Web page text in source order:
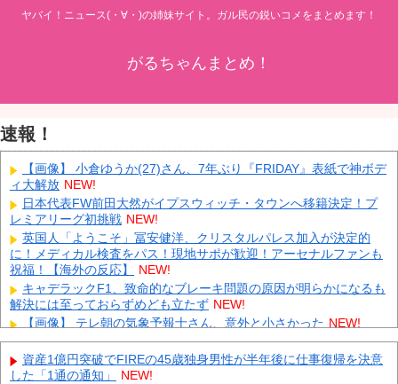
ヤバイ！ニュース(・∀・)の姉妹サイト。ガル民の鋭いコメをまとめます！
がるちゃんまとめ！
速報！
【画像】 小倉ゆうか(27)さん、7年ぶり『FRIDAY』表紙で神ボデ
ィ大解放 NEW!
日本代表FW前田大然がイプスウィッチ・タウンへ移籍決定！プ
レミアリーグ初挑戦 NEW!
英国人「ようこそ」冨安健洋、クリスタルパレス加入が決定的
に！メディカル検査をパス！現地サポが歓迎！アーセナルファンも
祝福！【海外の反応】
NEW!
キャデラックF1、致命的なブレーキ問題の原因が明らかになるも
解決には至っておらずめども立たず NEW!
【画像】 テレ朝の気象予報士さん、意外と小さかった NEW!
中国「大洪水！」三峡ダム「9門開放！（全力放流」中国都市
「三峡沿線の道路水没」中国政府「高速道路封鎖！」中国ダム「緊
急放流に合わせて開門（土砂崩れ発生」→
資産1億円突破でFIREの45歳独身男性が半年後に仕事復帰を決意
した「1通の通知」
NEW!